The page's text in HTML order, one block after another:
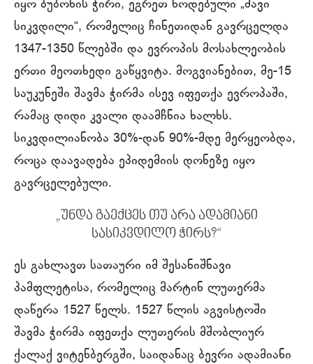
იყო ბუბონის ჭირი, ეგრეთ წოდებული „შავი
სიკვდილი“, რომელიც ჩინეთიდან გავრცელდა
1347-1350 წლებში და ევროპის მოსახლეობის
ერთი მეოთხედი გაწყვიტა. მოგვიანებით, მე-15
საუკუნეში შავმა ჭირმა ისევ იფეთქა ევროპაში,
რამაც დიდი კვალი დაამჩნია ხალხს.
სიკვდილიანობა 30%-დან 90%-მდე მერყეობდა,
როცა დაავადება ეპიდემიის დონეზე იყო
გავრცელებული.
„უნდა გაექცეს თუ არა ადამიანი
სასიკვდილო ჭირს?“
ეს გახლავთ სათაური იმ შესანიშნავი
პამფლეტისა, რომელიც მარტინ ლუთერმა
დაწერა 1527 წელს. 1527 წლის აგვისტოში
შავმა ჭირმა იფეთქა ლუთერის მშობლიურ
ქალაქ ვიტენბერგში, საიდანაც ბევრი ადამიანი